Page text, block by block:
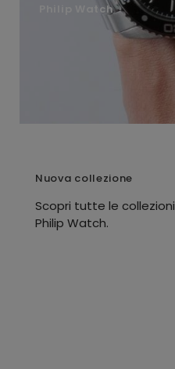
Philip Watch
Nuova collezione
Scopri tutte le collezioni
Philip Watch.